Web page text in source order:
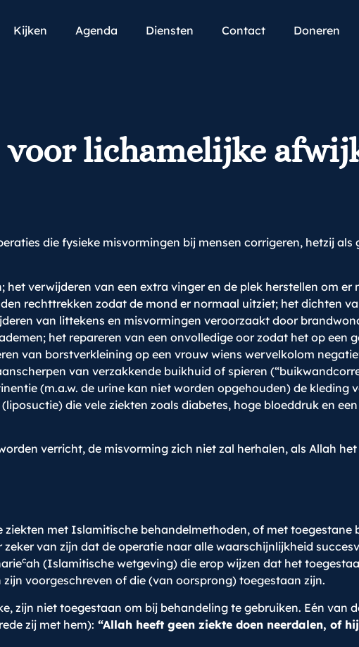
Kijken Agenda Diensten Contact Doneren
lichamelijke
die fysieke misvormingen bij mensen corrigeren, hetzij als
verwijderen van een extra vinger en de plek herstellen om er
rechttrekken zodat de mond er normaal uitziet; het dichten
van littekens en misvormingen veroorzaakt door
het repareren van een onvolledige oor zodat het op een
van borstverkleining op een vrouw wiens wervelkolom
van verzakkende buikhuid of spieren
(m.a.w. de urine kan niet worden opgehouden) de kleding
die vele ziekten zoals diabetes, hoge bloeddruk en
verricht, de misvorming zich niet zal herhalen, als Allah het
ziekten met Islamitische behandelmethoden, of met toegestane
van zijn dat de operatie naar alle waarschijnlijkheid
cah (Islamitische wetgeving) die erop wijzen dat het
zijn voorgeschreven of die (van oorsprong) toegestaan zijn.
zijn niet toegestaan om bij behandeling te gebruiken. Eén van
zij met hem): “Allah heeft geen ziekte doen neerdalen, of